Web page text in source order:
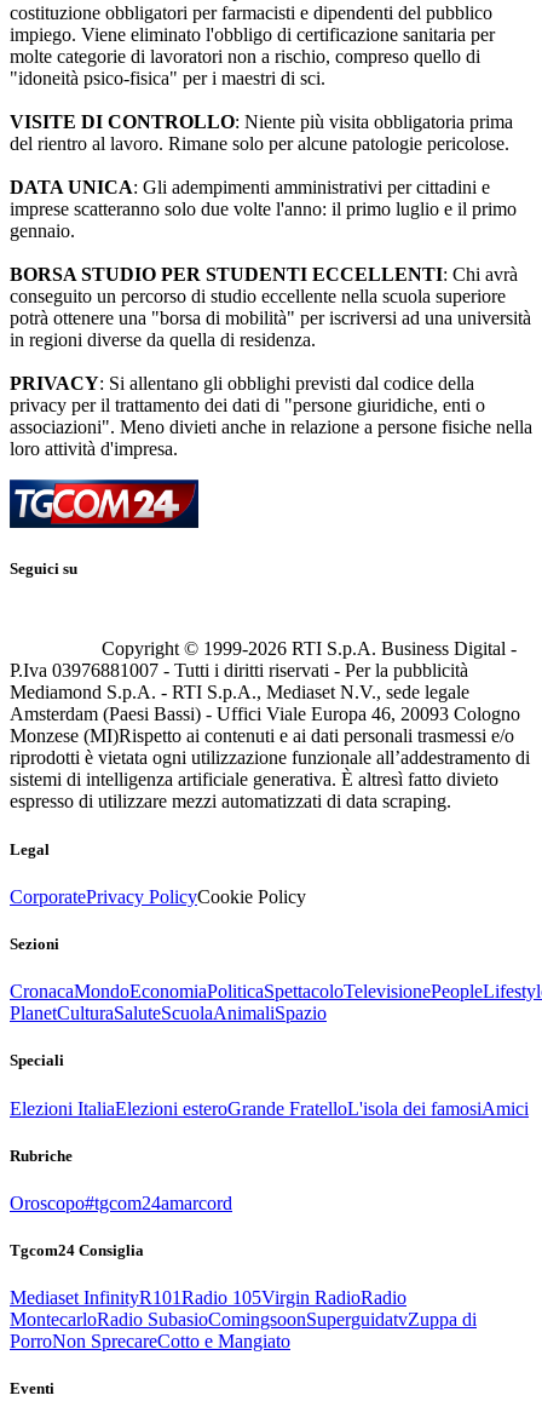
costituzione obbligatori per farmacisti e dipendenti del pubblico
impiego. Viene eliminato l'obbligo di certificazione sanitaria per
molte categorie di lavoratori non a rischio, compreso quello di
"idoneità psico-fisica" per i maestri di sci.
VISITE DI CONTROLLO: Niente più visita obbligatoria prima
del rientro al lavoro. Rimane solo per alcune patologie pericolose.
DATA UNICA: Gli adempimenti amministrativi per cittadini e
imprese scatteranno solo due volte l'anno: il primo luglio e il primo
gennaio.
BORSA STUDIO PER STUDENTI ECCELLENTI: Chi avrà
conseguito un percorso di studio eccellente nella scuola superiore
potrà ottenere una "borsa di mobilità" per iscriversi ad una università
in regioni diverse da quella di residenza.
PRIVACY: Si allentano gli obblighi previsti dal codice della
privacy per il trattamento dei dati di "persone giuridiche, enti o
associazioni". Meno divieti anche in relazione a persone fisiche nella
loro attività d'impresa.
Seguici su
Copyright © 1999-2026 RTI S.p.A. Business Digital -
P.Iva 03976881007 - Tutti i diritti riservati - Per la pubblicità
Mediamond S.p.A. - RTI S.p.A., Mediaset N.V., sede legale
Amsterdam (Paesi Bassi) - Uffici Viale Europa 46, 20093 Cologno
Monzese (MI)Rispetto ai contenuti e ai dati personali trasmessi e/o
riprodotti è vietata ogni utilizzazione funzionale all’addestramento di
sistemi di intelligenza artificiale generativa. È altresì fatto divieto
espresso di utilizzare mezzi automatizzati di data scraping.
Legal
CorporatePrivacy PolicyCookie Policy
Sezioni
CronacaMondoEconomiaPoliticaSpettacoloTelevisionePeople
PlanetCulturaSaluteScuolaAnimaliSpazio
Speciali
Elezioni ItaliaElezioni esteroGrande FratelloL'isola dei famosiAmici
Rubriche
Oroscopo#tgcom24amarcord
Tgcom24 Consiglia
Mediaset InfinityR101Radio 105Virgin RadioRadio
MontecarloRadio SubasioComingsoonSuperguidatvZuppa di
PorroNon SprecareCotto e Mangiato
Eventi